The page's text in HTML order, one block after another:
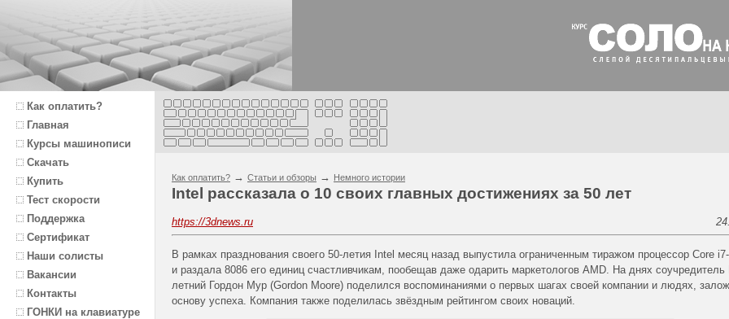
Как оплатить?
Главная
Курсы машинописи
Скачать
Купить
Тест скорости
Поддержка
Сертификат
Наши солисты
Вакансии
Контакты
ГОНКИ на клавиатуре
Как оплатить? → Статьи и обзоры → Немного истории
Intel рассказала о 10 своих главных достижениях за 50 лет
https://3dnews.ru
В рамках празднования своего 50-летия Intel месяц назад выпустила ограниченным тиражом процессор Core
и раздала 8086 его единиц счастливчикам, пообещав даже одарить маркетологов AMD. На днях соучредитель
летний Гордон Мур (Gordon Moore) поделился воспоминаниями о первых шагах своей компании и людях,
основу успеха. Компания также поделилась звёздным рейтингом своих новаций.